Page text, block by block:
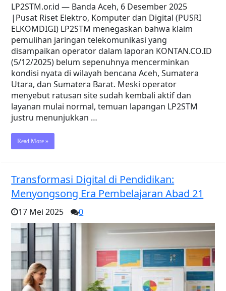
LP2STM.or.id — Banda Aceh, 6 Desember 2025
|Pusat Riset Elektro, Komputer dan Digital (PUSRI
ELKOMDIGI) LP2STM menegaskan bahwa klaim
pemulihan jaringan telekomunikasi yang
disampaikan operator dalam laporan KONTAN.CO.ID
(5/12/2025) belum sepenuhnya mencerminkan
kondisi nyata di wilayah bencana Aceh, Sumatera
Utara, dan Sumatera Barat. Meski operator
menyebut ratusan site sudah kembali aktif dan
layanan mulai normal, temuan lapangan LP2STM
justru menunjukkan …
Read More »
Transformasi Digital di Pendidikan:
Menyongsong Era Pembelajaran Abad 21
17 Mei 2025 0